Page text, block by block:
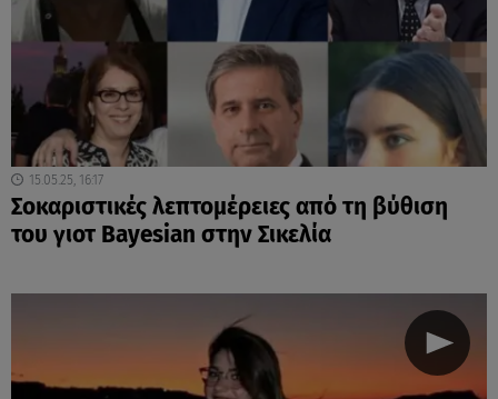
15.05.25, 16:17
Σοκαριστικές λεπτομέρειες από τη βύθιση
του γιοτ Bayesian στην Σικελία